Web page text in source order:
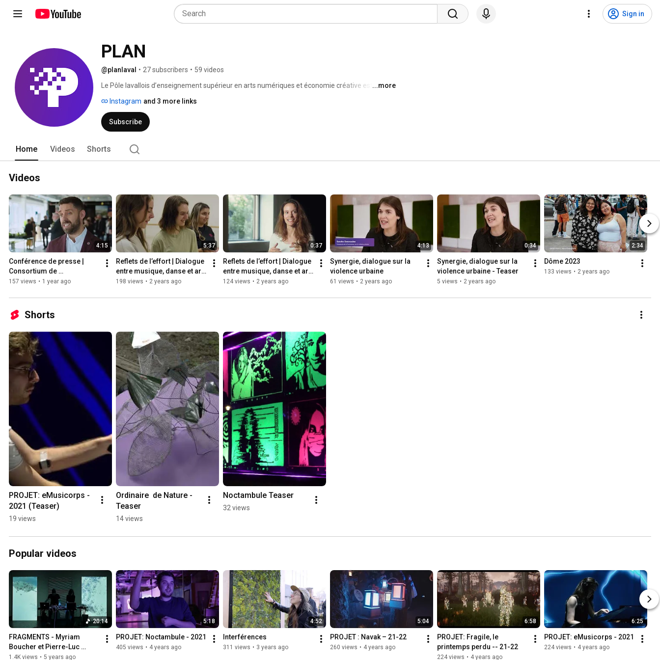
Sign in
PLAN
@planlaval • 27 subscribers • 59 videos
Le Pôle lavallois d’enseignement supérieur en arts numériques et économie créative est un ...more
Instagram and 3 more links
Subscribe
Home Videos Shorts
Videos
4:15
Conférence de presse |
Consortium de
collaboration pour le savoir
Laval
157 views • 1 year ago
5:37
Reflets de l’effort | Dialogue
entre musique, danse et art
numérique
198 views • 2 years ago
0:37
Reflets de l’effort | Dialogue
entre musique, danse et art
numérique - Teaser
124 views • 2 years ago
4:13
Synergie, dialogue sur la
violence urbaine
61 views • 2 years ago
0:34
Synergie, dialogue sur la
violence urbaine - Teaser
5 views • 2 years ago
2:34
Dôme 2023
133 views • 2 years ago
Shorts
PROJET: eMusicorps -
2021 (Teaser)
19 views
Ordinaire  de Nature -
Teaser
14 views
Noctambule Teaser
32 views
Popular videos
20:14
FRAGMENTS - Myriam
Boucher et Pierre-Luc
Lecours
1.4K views • 5 years ago
5:18
PROJET: Noctambule - 2021
405 views • 4 years ago
4:52
Interférences
311 views • 3 years ago
5:04
PROJET : Navak – 21-22
260 views • 4 years ago
6:58
PROJET: Fragile, le
printemps perdu -- 21-22
224 views • 4 years ago
6:25
PROJET: eMusicorps - 2021
224 views • 4 years ago